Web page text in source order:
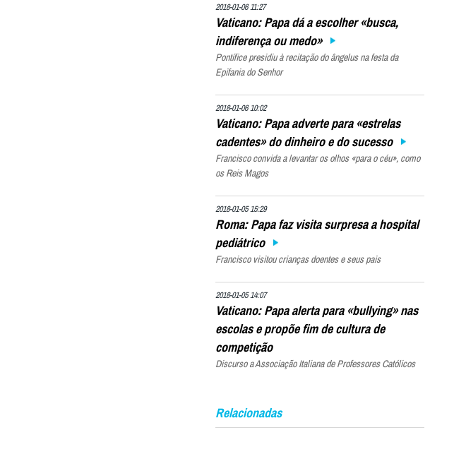
2018-01-06 11:27
Vaticano: Papa dá a escolher «busca,
indiferença ou medo»
Pontífice presidiu à recitação do ângelus na festa da
Epifania do Senhor
2018-01-06 10:02
Vaticano: Papa adverte para «estrelas
cadentes» do dinheiro e do sucesso
Francisco convida a levantar os olhos «para o céu», como
os Reis Magos
2018-01-05 15:29
Roma: Papa faz visita surpresa a hospital
pediátrico
Francisco visitou crianças doentes e seus pais
2018-01-05 14:07
Vaticano: Papa alerta para «bullying» nas
escolas e propõe fim de cultura de
competição
Discurso a Associação Italiana de Professores Católicos
Relacionadas